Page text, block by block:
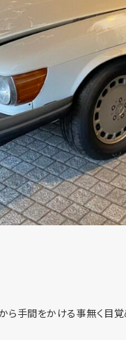
ら手間をかける事無く目覚